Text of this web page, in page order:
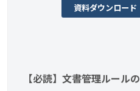
資料ダウンロード
【必読】文書管理ルールの